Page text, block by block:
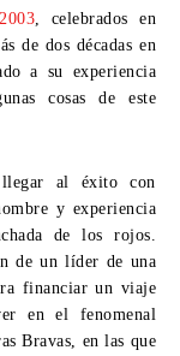
celebrados en
de dos décadas en
a su experiencia
cosas de este
al éxito con
y experiencia
de los rojos
de un líder de una
financiar un viaje
en el fenomenal
Bravas
en las que